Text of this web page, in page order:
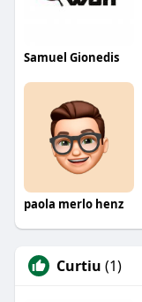
Samuel Gionedis
paola merlo henz
Curtiu (1)